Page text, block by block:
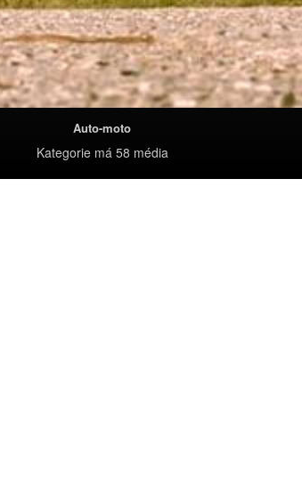
Auto-moto
Kategoriemá 58 média